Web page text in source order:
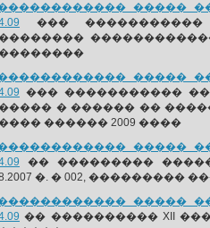
�����
��� �����������
�����
��� �����������
� ������ ��
������ 2009 ����
�����
�� ���������
�. � 002,
�����
�� ���������� XII